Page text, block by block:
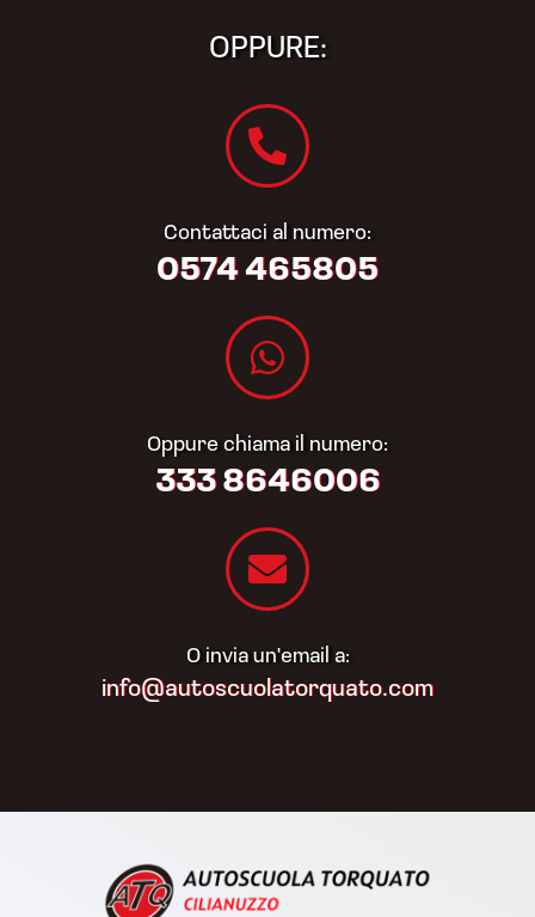
OPPURE:
Contattaci al numero:
0574 465805​
Oppure chiama il numero:
333 8646006
O invia un'email a:
info@autoscuolatorquato.com